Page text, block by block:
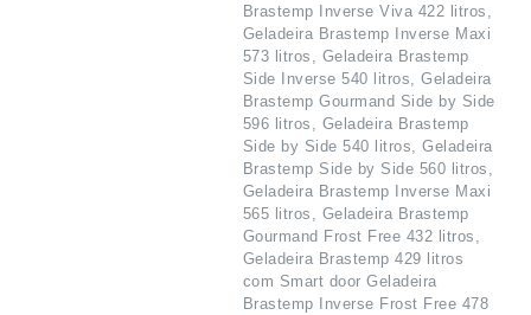
Brastemp Inverse Viva 422 litros,
Geladeira Brastemp Inverse Maxi
573 litros, Geladeira Brastemp
Side Inverse 540 litros, Geladeira
Brastemp Gourmand Side by Side
596 litros, Geladeira Brastemp
Side by Side 540 litros, Geladeira
Brastemp Side by Side 560 litros,
Geladeira Brastemp Inverse Maxi
565 litros, Geladeira Brastemp
Gourmand Frost Free 432 litros,
Geladeira Brastemp 429 litros
com Smart door Geladeira
Brastemp Inverse Frost Free 478